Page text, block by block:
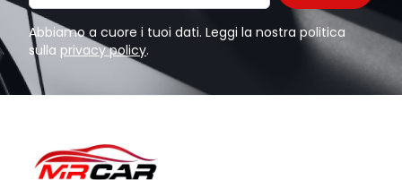
Abbiamo a cuore i tuoi dati. Leggi la nostra politica
sulla privacy policy.